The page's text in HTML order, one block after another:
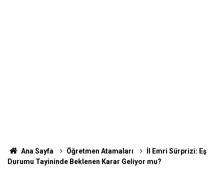
Ana Sayfa Öğretmen Atamaları
İl Emri Sürprizi: Eş
Durumu Tayininde Beklenen Karar Geliyor mu?